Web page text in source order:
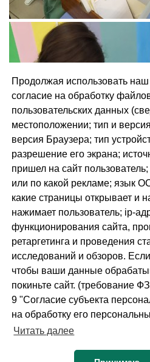
Продолжая использовать наш
согласие на обработку
пользовательских данных
местоположении; тип и
версия Браузера; тип
разрешение его экрана;
пришел на сайт пользователь;
или по какой рекламе; язык
какие страницы открывает и
нажимает пользователь; ip-
функционирования сайта,
ретаргетинга и проведения
исследований и обзоров.
чтобы ваши данные
покиньте сайт. (требование
9 "Согласие субъекта
на обработку его
Читать далее
+6
Полезные